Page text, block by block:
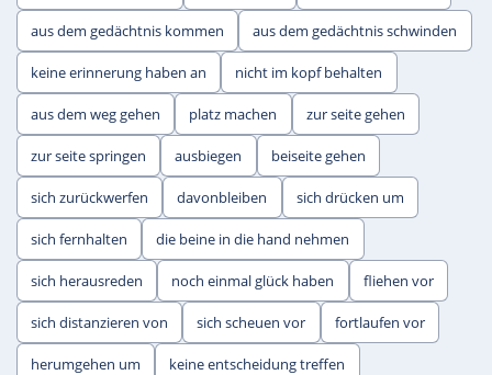
aus dem gedächtnis kommen aus dem gedächtnis schwinden
keine erinnerung haben an nicht im kopf behalten
aus dem weg gehen platz machen zur seite gehen
zur seite springen ausbiegen beiseite gehen
sich zurückwerfen davonbleiben sich drücken um
sich fernhalten die beine in die hand nehmen
sich herausreden noch einmal glück haben fliehen vor
sich distanzieren von sich scheuen vor fortlaufen vor
herumgehen um keine entscheidung treffen